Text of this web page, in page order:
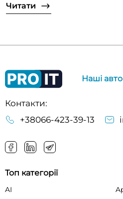
Читати
Контакти:
+38066-423-39-13
Наші
Топ категорії
AI